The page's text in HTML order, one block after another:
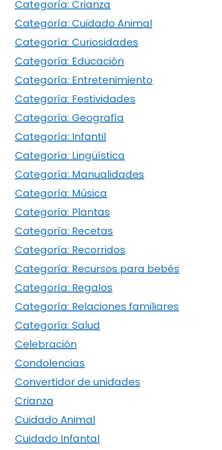
Categoría: Crianza
Categoría: Cuidado Animal
Categoría: Curiosidades
Categoría: Educación
Categoría: Entretenimiento
Categoría: Festividades
Categoría: Geografía
Categoría: Infantil
Categoría: Lingüística
Categoría: Manualidades
Categoría: Música
Categoría: Plantas
Categoría: Recetas
Categoría: Recorridos
Categoría: Recursos para bebés
Categoría: Regalos
Categoría: Relaciones familiares
Categoría: Salud
Celebración
Condolencias
Convertidor de unidades
Crianza
Cuidado Animal
Cuidado Infantal